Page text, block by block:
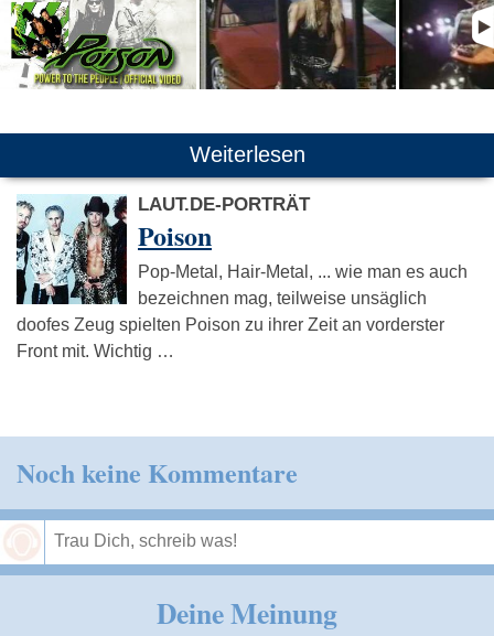
Weiterlesen
LAUT.DE-PORTRÄT
Poison
Pop-Metal, Hair-Metal, ... wie man es auch
bezeichnen mag, teilweise unsäglich
doofes Zeug spielten Poison zu ihrer Zeit an vorderster
Front mit. Wichtig …
Noch keine Kommentare
Deine Meinung